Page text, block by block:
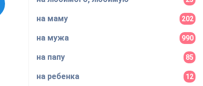
на маму 202
на мужа 990
на папу 85
на ребенка 12